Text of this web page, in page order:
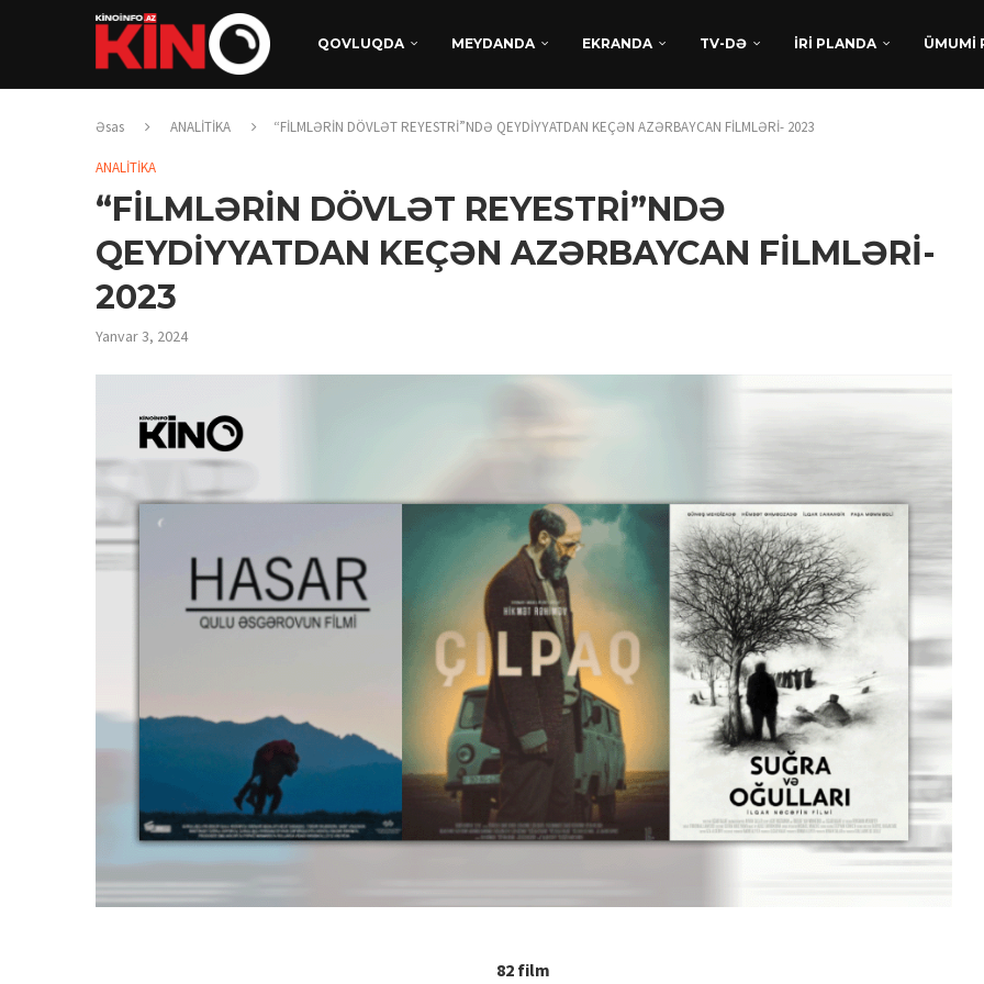
QOVLUQDA MEYDANDA EKRANDA TV-DƏ İRİ PLANDA ÜMUMİ
Əsas ANALİTİKA “FİLMLƏRİN DÖVLƏT REYESTRİ”NDƏ QEYDİYYATDAN KEÇƏN AZƏRBAYCAN FİLMLƏRİ- 2023
ANALİTİKA
“FİLMLƏRİN DÖVLƏT REYESTRİ”NDƏ
QEYDİYYATDAN KEÇƏN AZƏRBAYCAN FİLMLƏRİ-
2023
Yanvar 3, 2024
82 film
“XATIRLADIĞINI EŞİT” FİLM
HUBERT BALS FUND QALİBİ
TÜRKAN HÜSEYN
“XATIRLADIĞINI EŞİT”...